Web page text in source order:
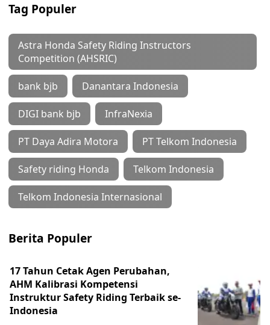
Tag Populer
Astra Honda Safety Riding Instructors
Competition (AHSRIC)
bank bjb Danantara Indonesia
DIGI bank bjb InfraNexia
PT Daya Adira Motora PT Telkom Indonesia
Safety riding Honda Telkom Indonesia
Telkom Indonesia Internasional
Berita Populer
17 Tahun Cetak Agen Perubahan,
AHM Kalibrasi Kompetensi
Instruktur Safety Riding Terbaik se-
Indonesia